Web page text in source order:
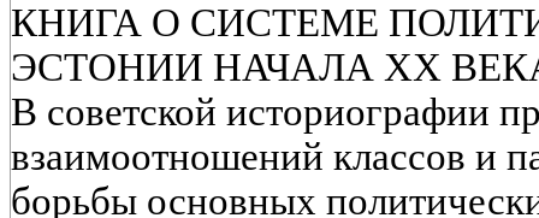
КНИГА О СИСТЕМЕ
ЭСТОНИИ НАЧАЛА XX
В советской историографии
взаимоотношений классов и
борьбы основных